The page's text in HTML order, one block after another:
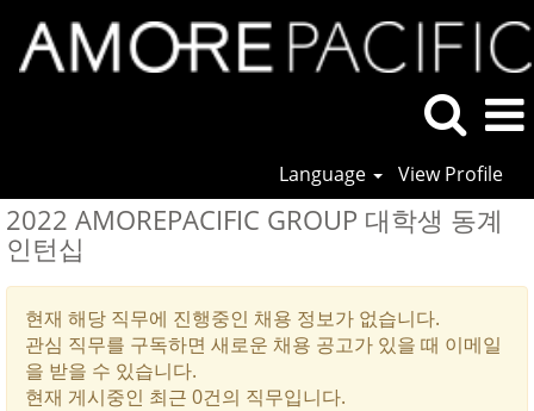
Language View Profile
2022 AMOREPACIFIC GROUP 대학생 동계
인턴십
현재 해당 직무에 진행중인 채용 정보가 없습니다.
관심 직무를 구독하면 새로운 채용 공고가 있을 때 이메일
을 받을 수 있습니다.
현재 게시중인 최근 0건의 직무입니다.